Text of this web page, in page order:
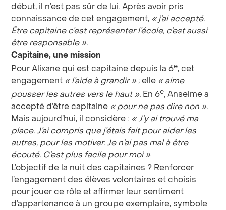
début, il n’est pas sûr de lui. Après avoir pris
connaissance de cet engagement, «j’ai accepté.
Être capitaine c’est représenter l’école, c’est aussi
être responsable ».
Capitaine, une mission
Pour Alixane qui est capitaine depuis la 6e, cet
engagement «l’aide à grandir »; elle «aime
pousser les autres vers le haut ». En 6e, Anselme a
accepté d’être capitaine «pour ne pas dire non ».
Mais aujourd’hui, il considère : «J’y ai trouvé ma
place. J’ai compris que j’étais fait pour aider les
autres, pour les motiver. Je n’ai pas mal à être
écouté. C’est plus facile pour moi »
L’objectif de la nuit des capitaines ? Renforcer
l’engagement des élèves volontaires et choisis
pour jouer ce rôle et affirmer leur sentiment
d’appartenance à un groupe exemplaire, symbole